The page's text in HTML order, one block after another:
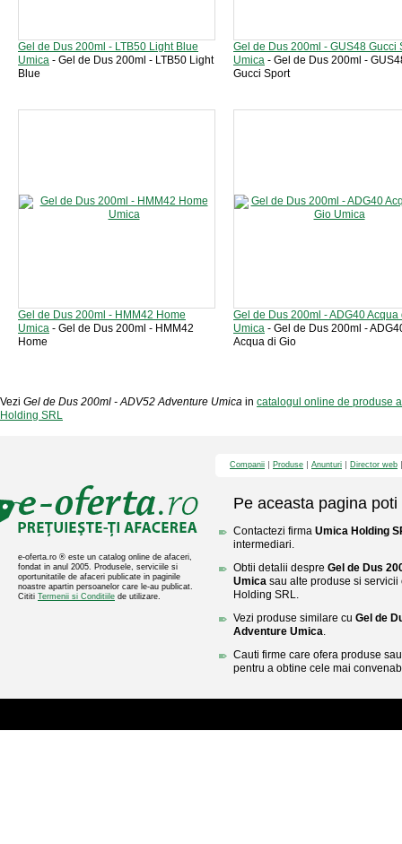
Gel de Dus 200ml - LTB50 Light Blue
Umica - Gel de Dus 200ml - LTB50 Light
Blue
Gel de Dus 200ml - GUS48 Gucci
Umica - Gel de Dus 200ml -
Gucci Sport
Gel de Dus 200ml - HMM42 Home
Umica - Gel de Dus 200ml - HMM42
Home
Gel de Dus 200ml - ADG40 Acqua
Umica - Gel de Dus 200ml -
Acqua di Gio
Vezi Gel de Dus 200ml - ADV52 Adventure Umica in catalogul online de produse
Holding SRL
e-oferta.ro ® este un catalog online de afaceri,
fondat in anul 2005. Produsele, serviciile si
oportunitatile de afaceri publicate in paginile
noastre apartin persoanelor care le-au publicat.
Cititi Termenii si Conditiile de utilizare.
Companii Produse Anunturi Director web
Pe aceasta pagina poti
Contactezi firma Umica Holding
intermediari.
Obtii detalii despre Gel de Dus
Umica sau alte produse si
Holding SRL.
Vezi produse similare cu Gel de
Adventure Umica.
Cauti firme care ofera produse
pentru a obtine cele mai